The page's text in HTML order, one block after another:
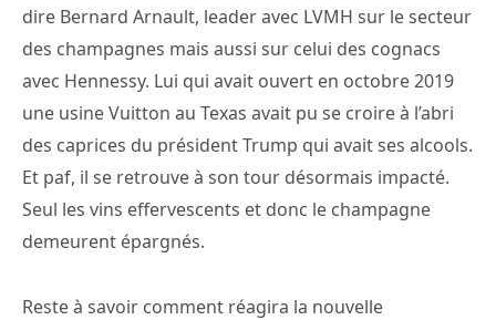
dire Bernard Arnault, leader avec LVMH sur le secteur
des champagnes mais aussi sur celui des cognacs
avec Hennessy. Lui qui avait ouvert en octobre 2019
une usine Vuitton au Texas avait pu se croire à l’abri
des caprices du président Trump qui avait ses alcools.
Et paf, il se retrouve à son tour désormais impacté.
Seul les vins effervescents et donc le champagne
demeurent épargnés.
Reste à savoir comment réagira la nouvelle